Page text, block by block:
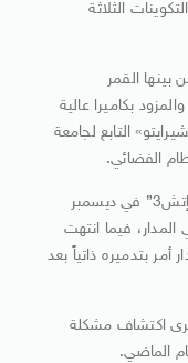
الثلاثة
القمر
بكاميرا عالية
التابع لجامعة
الفضائي.
وكانت آخر محاولة لإطلاق صاروخ من طراز “إتش3” في ديسمبر
فيما انتهت
للصاروخ في مارس 2023 بإصدار أمر بتدميره ذاتياً بعد
“إتش3-6” بعدما جرى اكتشاف مشكلة
الماضي.